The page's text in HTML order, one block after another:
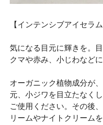
【インテンシブアイセラ
気になる目元に輝きを。
クマや赤み、小じわなどに
オーガニック植物成分が
元、小ジワを目立たなく
ご使用ください。その後
リームやナイトクリーム